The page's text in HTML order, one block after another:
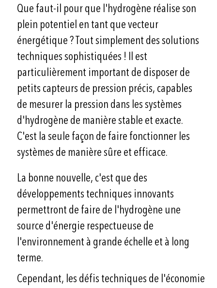
Que faut-il pour que l'hydrogène réalise son
plein potentiel en tant que vecteur
énergétique ? Tout simplement des solutions
techniques sophistiquées ! Il est
particulièrement important de disposer de
petits capteurs de pression précis, capables
de mesurer la pression dans les systèmes
d'hydrogène de manière stable et exacte.
C'est la seule façon de faire fonctionner les
systèmes de manière sûre et efficace.
La bonne nouvelle, c'est que des
développements techniques innovants
permettront de faire de l'hydrogène une
source d'énergie respectueuse de
l'environnement à grande échelle et à long
terme.
Cependant, les défis techniques de l'économie